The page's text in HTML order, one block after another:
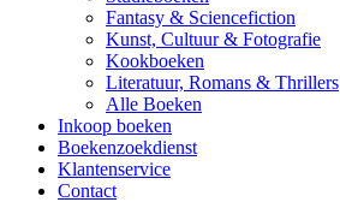
Fantasy & Sciencefiction
Kunst, Cultuur & Fotografie
Kookboeken
Literatuur, Romans & Thrillers
Alle Boeken
Inkoop boeken
Boekenzoekdienst
Klantenservice
Contact